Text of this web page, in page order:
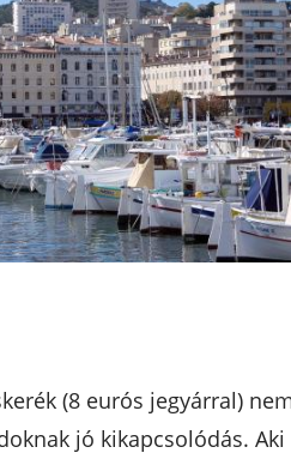
(8 eurós jegyárral)
jó kikapcsolódás. Aki